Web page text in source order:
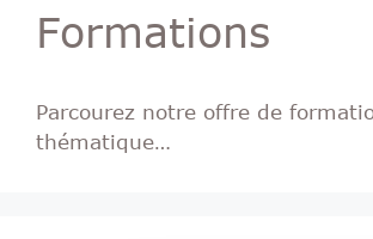
Formations
Parcourez notre offre de
thématique…